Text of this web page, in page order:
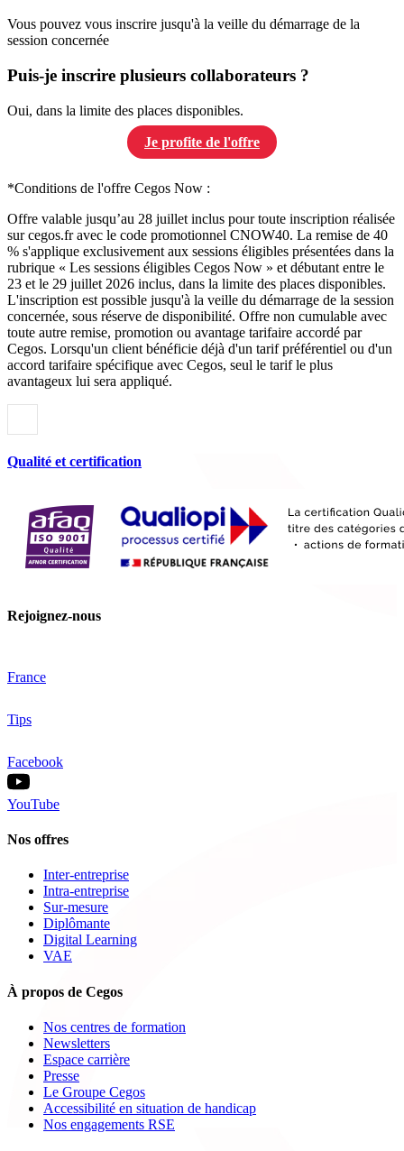
Vous pouvez vous inscrire jusqu'à la veille du démarrage de la
session concernée
Puis-je inscrire plusieurs collaborateurs ?
Oui, dans la limite des places disponibles.
Je profite de l'offre
*Conditions de l'offre Cegos Now :
Offre valable jusqu’au 28 juillet inclus pour toute inscription réalisée
sur cegos.fr avec le code promotionnel CNOW40. La remise de 40
% s'applique exclusivement aux sessions éligibles présentées dans la
rubrique « Les sessions éligibles Cegos Now » et débutant entre le
23 et le 29 juillet 2026 inclus, dans la limite des places disponibles.
L'inscription est possible jusqu'à la veille du démarrage de la session
concernée, sous réserve de disponibilité. Offre non cumulable avec
toute autre remise, promotion ou avantage tarifaire accordé par
Cegos. Lorsqu'un client bénéficie déjà d'un tarif préférentiel ou d'un
accord tarifaire spécifique avec Cegos, seul le tarif le plus
avantageux lui sera appliqué.
Qualité et certification
Rejoignez-nous
France
Tips
Facebook
YouTube
Nos offres
Inter-entreprise
Intra-entreprise
Sur-mesure
Diplômante
Digital Learning
VAE
À propos de Cegos
Nos centres de formation
Newsletters
Espace carrière
Presse
Le Groupe Cegos
Accessibilité en situation de handicap
Nos engagements RSE